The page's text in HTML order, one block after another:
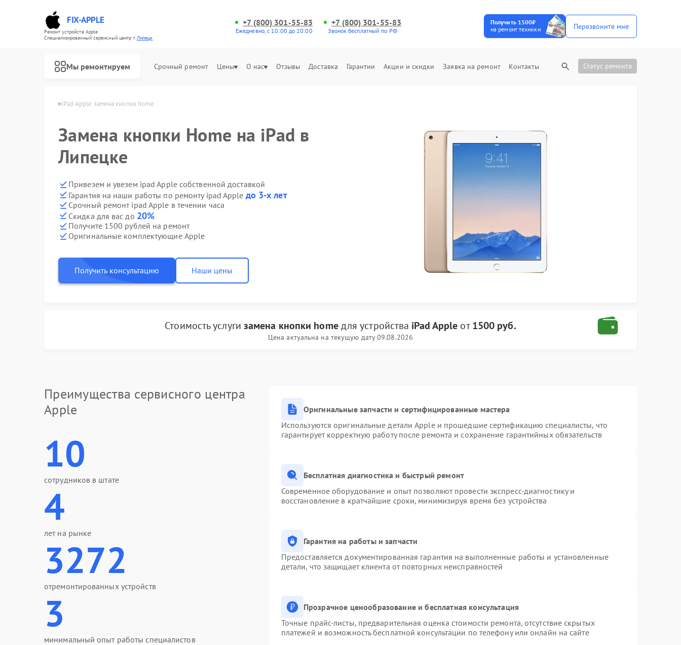
FIX-APPLE
Ремонт устройств Apple
Специализированный cервисный центр г.Липецк
+7 (800) 301-55-83
Ежедневно, с 10:00 до 20:00
+7 (800) 301-55-83
Звонок бесплатный по РФ
Получить 1500₽
на ремонт техники
Перезвоните мне
Мы ремонтируем Срочный ремонт Цены О нас Отзывы Доставка Гарантии Акции и скидки Заявка на ремонт Контакты Статус ремонта
Apple в Липецке iPad Apple замена кнопки home
Замена кнопки Home на iPad в
Липецке
Привезем и увезем ipad Apple собственной доставкой
Гарантия на наши работы по ремонту ipad Apple до 3-х лет
Срочный ремонт ipad Apple в течении часа
Скидка для вас до 20%
Получите 1500 рублей на ремонт
Оригинальные комплектующие Apple
Получить консультацию Наши цены
Стоимость услуги замена кнопки homeдля устройства iPad Apple от1500 руб.
Цена актуальна на текущую дату 09.08.2026
Преимущества сервисного центра
Apple
10
сотрудников в штате
4
лет на рынке
3272
отремонтированных устройств
3
минимальный опыт работы специалистов
Оригинальные запчасти и сертифицированные мастера
Используются оригинальные детали Apple и прошедшие сертификацию специалисты, что
гарантирует корректную работу после ремонта и сохранение гарантийных обязательств
Бесплатная диагностика и быстрый ремонт
Современное оборудование и опыт позволяют провести экспресс-диагностику и
восстановление в кратчайшие сроки, минимизируя время без устройства
Гарантия на работы и запчасти
Предоставляется документированная гарантия на выполненные работы и установленные
детали, что защищает клиента от повторных неисправностей
Прозрачное ценообразование и бесплатная консультация
Точные прайс-листы, предварительная оценка стоимости ремонта, отсутствие скрытых
платежей и возможность бесплатной консультации по телефону или онлайн на сайте